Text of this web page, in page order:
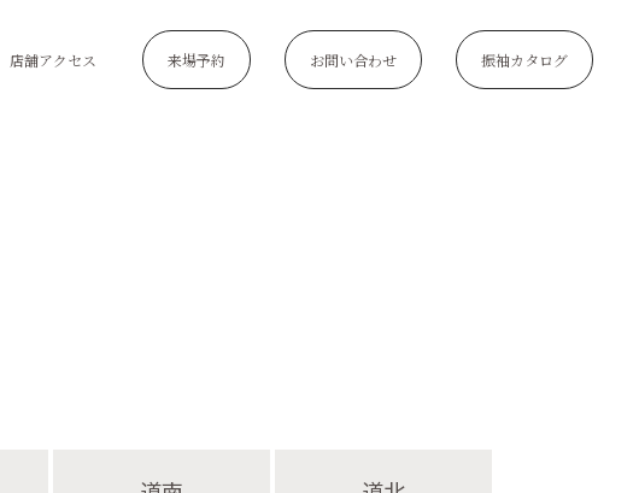
店舗アクセス 来場予約 お問い合わせ 振袖カタログ